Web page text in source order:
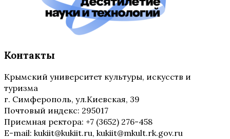
Контакты
Крымский университет культуры, искусств и
туризма
г. Симферополь, ул.Киевская, 39
Почтовый индекс: 295017
Приемная ректора: +7 (3652) 276-458
E-mail: kukiit@kukiit.ru, kukiit@mkult.rk.gov.ru